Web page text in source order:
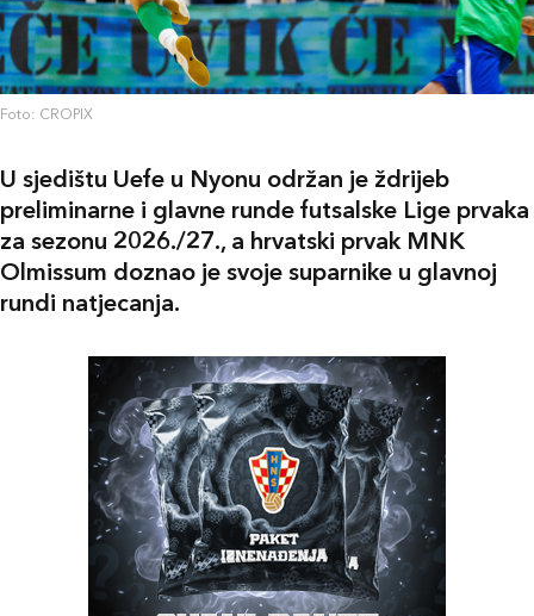
Foto: CROPIX
U sjedištu Uefe u Nyonu održan je ždrijeb
preliminarne i glavne runde futsalske Lige prvaka
za sezonu 2026./27., a hrvatski prvak MNK
Olmissum doznao je svoje suparnike u glavnoj
rundi natjecanja.